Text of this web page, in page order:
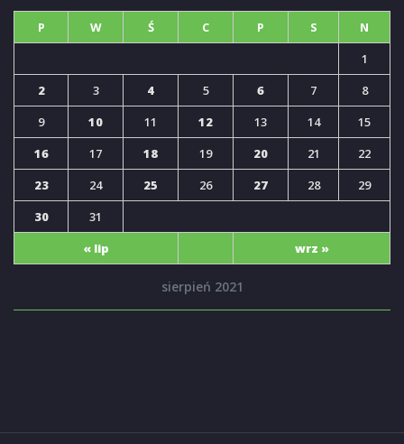
sierpień 2021
P W Ś C P S N
« lip wrz »
1
2
3 4 5 6 7
8
9
10 11 12 13 14
15
16
17 18 19 20 21
22
23
24 25 26 27 28
29
30
31